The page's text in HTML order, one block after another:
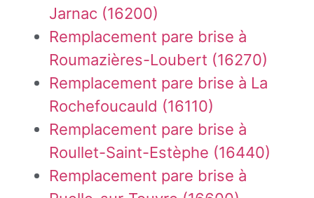
Jarnac (16200)
Remplacement pare brise à
Roumazières-Loubert (16270)
Remplacement pare brise à La
Rochefoucauld (16110)
Remplacement pare brise à
Roullet-Saint-Estèphe (16440)
Remplacement pare brise à